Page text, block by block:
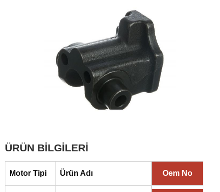
ÜRÜN BİLGİLERİ
Motor Tipi Ürün Adı Oem No